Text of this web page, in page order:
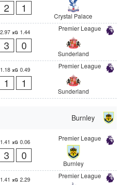
2 1
Crystal Palace
Premier League
2.97 xG 1.44
3 0
Sunderland
Premier League
1.18 xG 0.49
1 1
Sunderland
Burnley
Premier League
1.41 xG 0.06
3 0
Burnley
Premier League
1.41 xG 2.29